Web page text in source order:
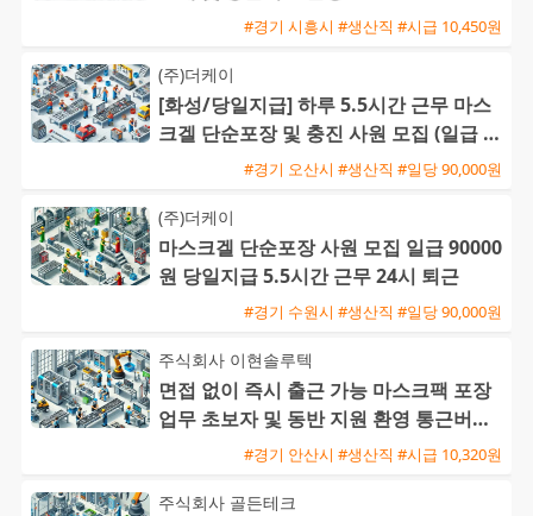
#경기 시흥시 #생산직 #시급 10,450원
(주)더케이
[화성/당일지급] 하루 5.5시간 근무 마스
크겔 단순포장 및 충진 사원 모집 (일급 9
#경기 오산시 #생산직 #일당 90,000원
(주)더케이
마스크겔 단순포장 사원 모집 일급 90000
원 당일지급 5.5시간 근무 24시 퇴근
#경기 수원시 #생산직 #일당 90,000원
주식회사 이현솔루텍
면접 없이 즉시 출근 가능 마스크팩 포장
업무 초보자 및 동반 지원 환영 통근버스
#경기 안산시 #생산직 #시급 10,320원
주식회사 골든테크